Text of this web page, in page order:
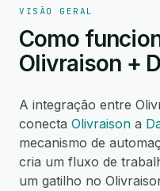
VISÃO GERAL
Como
Olivraison +
A integração entre
conecta Olivraison a
mecanismo de
cria um fluxo de
um gatilho no